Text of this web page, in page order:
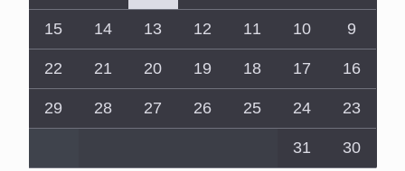
9
10
11
12
13
14
15
16
17
18
19
20
21
22
23
24
25
26
27
28
29
30
31